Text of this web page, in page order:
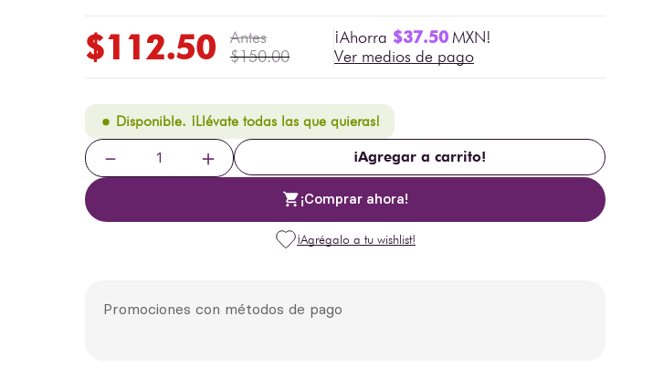
$112.50 $150.00
$37.50
Ver medios de pago
Disponible. ¡Llévate todas las que quieras!
＋
－ ¡Agregar a carrito!
¡Comprar ahora!
Promociones con métodos de pago